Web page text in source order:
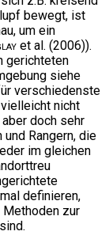
bewegt, ist
um ein
et al. (2006)).
gerichteten
siehe
verschiedenste
nicht
doch sehr
Rangern, die
im gleichen
definieren,
Methoden zur